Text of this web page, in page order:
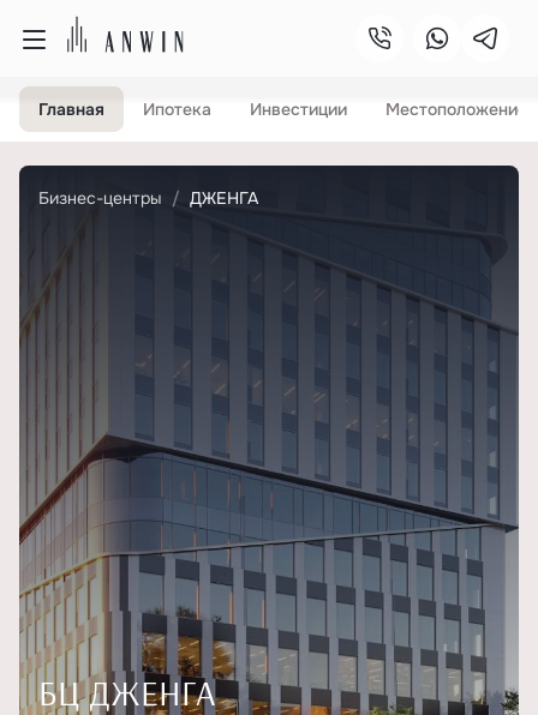
Главная Ипотека Инвестиции Местоположение
Бизнес-центры ДЖЕНГА
БЦ ДЖЕНГА